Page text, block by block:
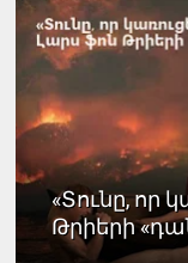
«Տունը, որ
Թրիերի